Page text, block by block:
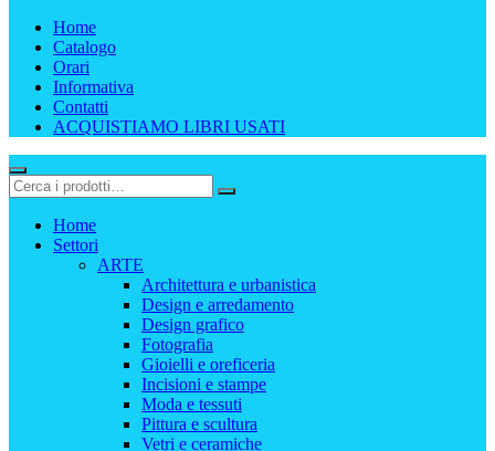
Home
Catalogo
Orari
Informativa
Contatti
ACQUISTIAMO LIBRI USATI
Home
Settori
ARTE
Architettura e urbanistica
Design e arredamento
Design grafico
Fotografia
Gioielli e oreficeria
Incisioni e stampe
Moda e tessuti
Pittura e scultura
Vetri e ceramiche